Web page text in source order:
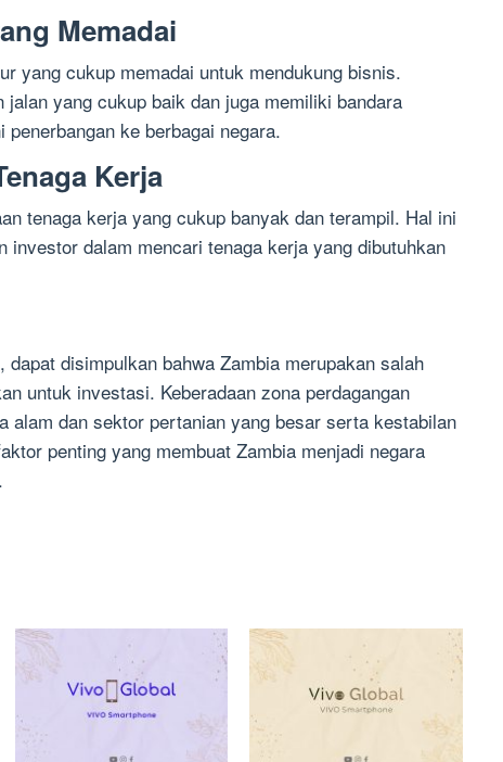
Memadai
yang cukup memadai untuk mendukung bisnis.
yang cukup baik dan juga memiliki bandara
ke berbagai negara.
Kerja
tenaga kerja yang cukup banyak dan terampil. Hal ini
investor dalam mencari tenaga kerja yang dibutuhkan
disimpulkan bahwa Zambia merupakan salah
untuk investasi. Keberadaan zona perdagangan
alam dan sektor pertanian yang besar serta kestabilan
penting yang membuat Zambia menjadi negara